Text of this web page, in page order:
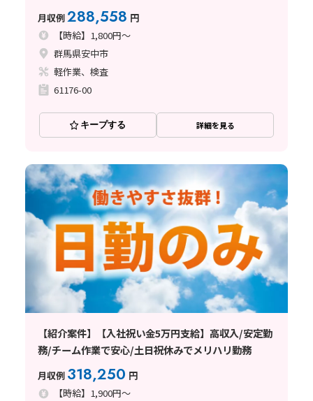
OK｜3交替勤務｜月収28万円以上可〈群馬県安中市〉
月収例288,558 円
【時給】1,800円～
群馬県安中市
軽作業、検査
61176-00
キープする 詳細を見る
【紹介案件】【入社祝い金5万円支給】高収入/安定勤
務/チーム作業で安心/土日祝休みでメリハリ勤務
月収例 318,250 円
【時給】1,900円～